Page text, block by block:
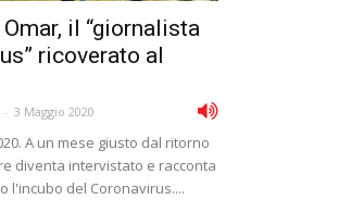
il “giornalista
ricoverato al
- 3 Maggio 2020
A un mese giusto dal ritorno
diventa intervistato e racconta
l'incubo del Coronavirus....